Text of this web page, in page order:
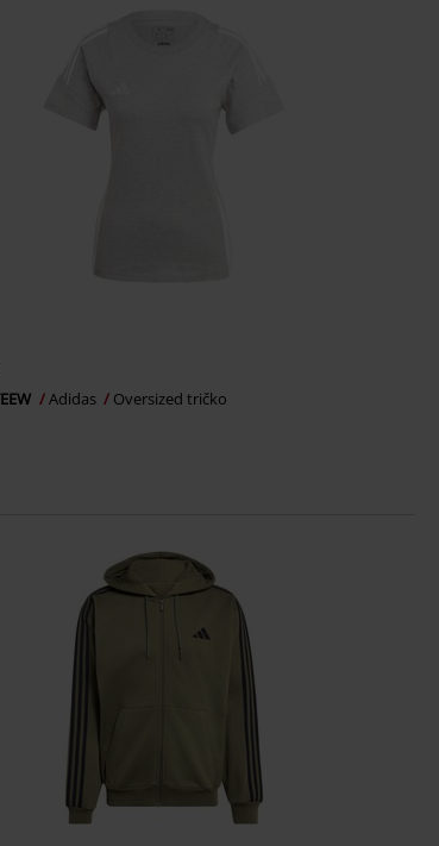
Adidas Oversized tričko